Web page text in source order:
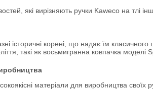
які вирізняють ручки Kaweco на тлі
історичні корені, що надає їм
такі як восьмигранна ковпачка моделі
матеріали для виробництва